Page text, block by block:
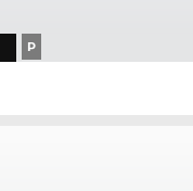
P